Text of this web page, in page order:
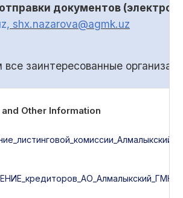
документов
, shx.nazarova@agmk.uz
заинтересованные
Other Information